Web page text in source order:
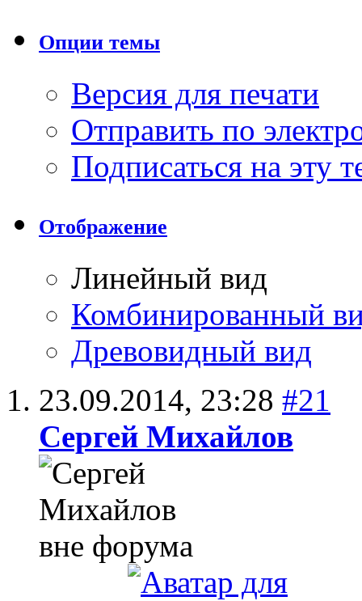
Опции темы
Версия для печати
Отправить по
Подписаться на эту
Отображение
Линейный вид
Комбинированный
Древовидный вид
23.09.2014, 23:28 #21
Сергей Михайлов